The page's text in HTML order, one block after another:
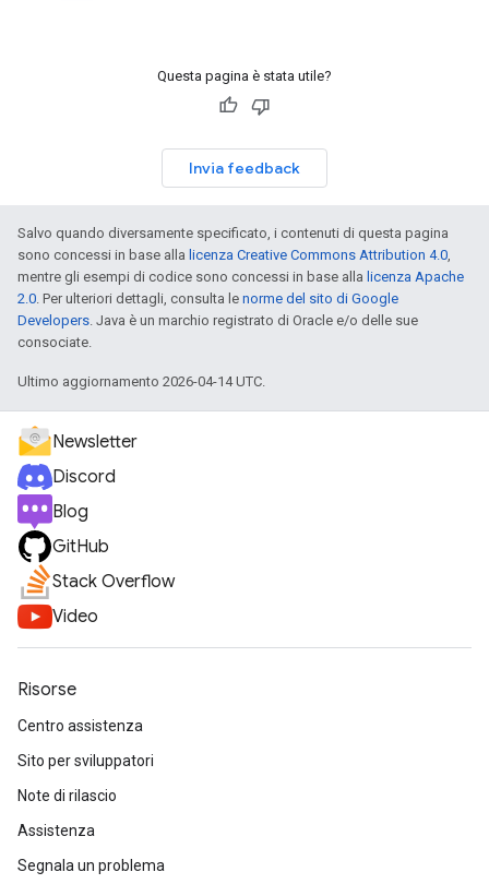
Questa pagina è stata utile?
Invia feedback
Salvo quando diversamente specificato, i contenuti di questa pagina
sono concessi in base alla licenza Creative Commons Attribution 4.0,
mentre gli esempi di codice sono concessi in base alla licenza Apache
2.0. Per ulteriori dettagli, consulta le norme del sito di Google
Developers. Java è un marchio registrato di Oracle e/o delle sue
consociate.
Ultimo aggiornamento 2026-04-14 UTC.
Newsletter
Discord
Blog
GitHub
Stack Overflow
Video
Risorse
Centro assistenza
Sito per sviluppatori
Note di rilascio
Assistenza
Segnala un problema